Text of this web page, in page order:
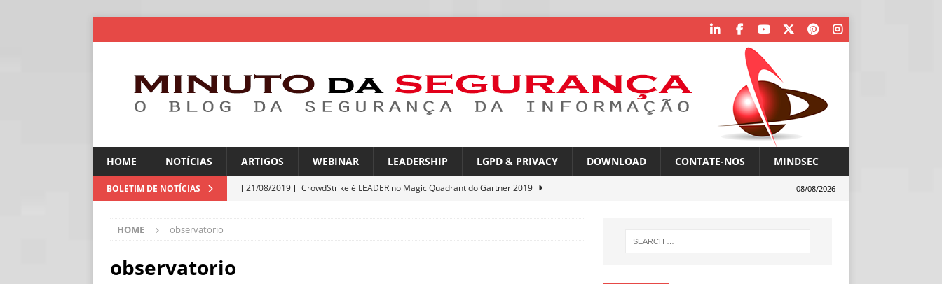
HOME NOTÍCIAS ARTIGOS WEBINAR LEADERSHIP LGPD & PRIVACY DOWNLOAD CONTATE-NOS MINDSEC
BOLETIM DE NOTÍCIAS [ 21/08/2019 ] CrowdStrike é LEADER no Magic Quadrant do Gartner 2019
08/08/2026
HOME observatorio
observatorio